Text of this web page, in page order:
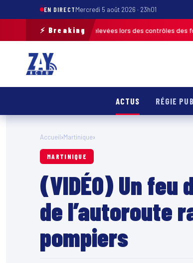
EN DIRECTMercredi 5 août 2026 · 23h01
⚡ Breaking
120 infractions relevées lors des contrôles des forces de
ACTUS RÉGIE PUB
Accueil›Martinique›
MARTINIQUE
(VIDÉO) Un
de l’autoroute
pompiers